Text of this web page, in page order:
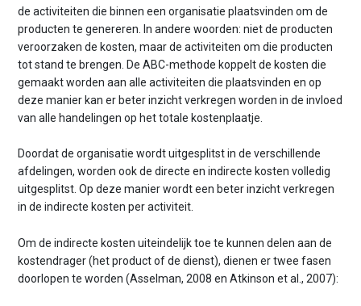
de activiteiten die binnen een organisatie plaatsvinden om de
producten te genereren. In andere woorden: niet de producten
veroorzaken de kosten, maar de activiteiten om die producten
tot stand te brengen. De ABC-methode koppelt de kosten die
gemaakt worden aan alle activiteiten die plaatsvinden en op
deze manier kan er beter inzicht verkregen worden in de invloed
van alle handelingen op het totale kostenplaatje.
Doordat de organisatie wordt uitgesplitst in de verschillende
afdelingen, worden ook de directe en indirecte kosten volledig
uitgesplitst. Op deze manier wordt een beter inzicht verkregen
in de indirecte kosten per activiteit.
Om de indirecte kosten uiteindelijk toe te kunnen delen aan de
kostendrager (het product of de dienst), dienen er twee fasen
doorlopen te worden (Asselman, 2008 en Atkinson et al., 2007):